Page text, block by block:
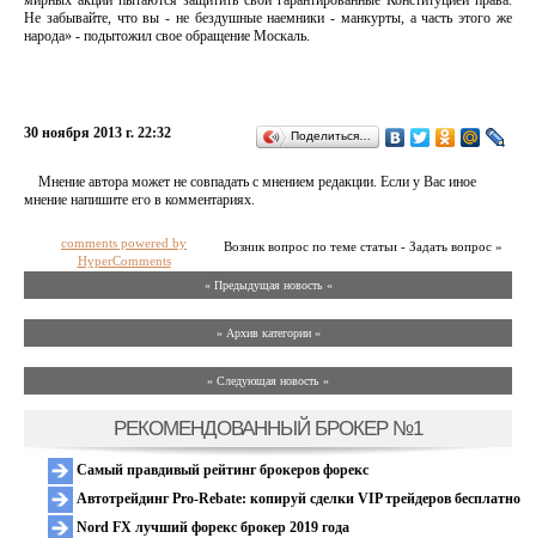
Не забывайте, что вы - не бездушные наемники - манкурты, а часть этого же
народа» - подытожил свое обращение Москаль.
30 ноября 2013 г. 22:32 Поделиться…
Мнение автора может не совпадать с мнением редакции. Если у Вас иное
мнение напишите его в комментариях.
Возник вопрос по теме статьи - Задать вопрос »
comments powered by
HyperComments
« Предыдущая новость «
» Архив категории «
» Следующая новость »
РЕКОМЕНДОВАННЫЙ БРОКЕР №1
Самый правдивый рейтинг брокеров форекс
Автотрейдинг Pro-Rebate: копируй сделки VIP трейдеров бесплатно
Nord FX лучший форекс брокер 2019 года